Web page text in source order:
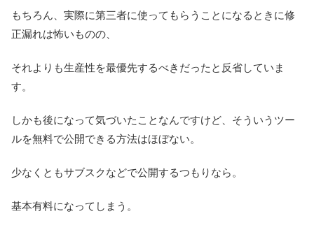
もちろん、実際に第三者に使ってもらうことになるときに修
正漏れは怖いものの、
それよりも生産性を最優先するべきだったと反省していま
す。
しかも後になって気づいたことなんですけど、そういうツー
ルを無料で公開できる方法はほぼない。
少なくともサブスクなどで公開するつもりなら。
基本有料になってしまう。